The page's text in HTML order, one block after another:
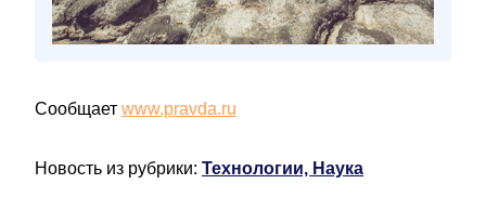
Сообщает www.pravda.ru
Новость из рубрики: Технологии, Наука